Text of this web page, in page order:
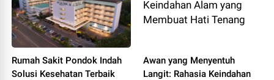
Rumah Sakit Pondok Indah
Solusi Kesehatan Terbaik
Awan yang Menyentuh
Langit: Rahasia Keindahan